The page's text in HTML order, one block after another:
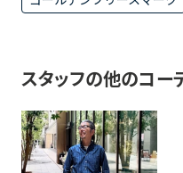
スタッフの他のコー